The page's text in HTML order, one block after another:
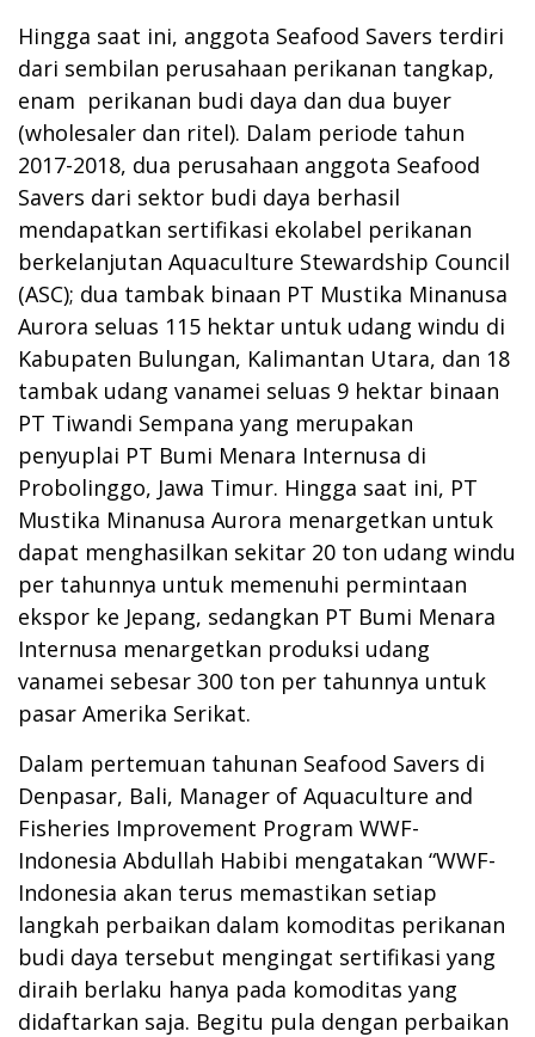
Hingga saat ini, anggota Seafood Savers terdiri
dari sembilan perusahaan perikanan tangkap,
enam perikanan budi daya dan dua buyer
(wholesaler dan ritel). Dalam periode tahun
2017-2018, dua perusahaan anggota Seafood
Savers dari sektor budi daya berhasil
mendapatkan sertifikasi ekolabel perikanan
berkelanjutan Aquaculture Stewardship Council
(ASC); dua tambak binaan PT Mustika Minanusa
Aurora seluas 115 hektar untuk udang windu di
Kabupaten Bulungan, Kalimantan Utara, dan 18
tambak udang vanamei seluas 9 hektar binaan
PT Tiwandi Sempana yang merupakan
penyuplai PT Bumi Menara Internusa di
Probolinggo, Jawa Timur. Hingga saat ini, PT
Mustika Minanusa Aurora menargetkan untuk
dapat menghasilkan sekitar 20 ton udang windu
per tahunnya untuk memenuhi permintaan
ekspor ke Jepang, sedangkan PT Bumi Menara
Internusa menargetkan produksi udang
vanamei sebesar 300 ton per tahunnya untuk
pasar Amerika Serikat.
Dalam pertemuan tahunan Seafood Savers di
Denpasar, Bali, Manager of Aquaculture and
Fisheries Improvement Program WWF-
Indonesia Abdullah Habibi mengatakan “WWF-
Indonesia akan terus memastikan setiap
langkah perbaikan dalam komoditas perikanan
budi daya tersebut mengingat sertifikasi yang
diraih berlaku hanya pada komoditas yang
didaftarkan saja. Begitu pula dengan perbaikan